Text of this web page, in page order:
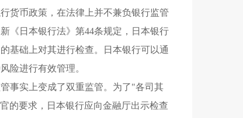
货币政策，在法律上并不兼负银行监管
《日本银行法》第44条规定，日本银行
基础上对其进行检查。日本银行可以通
险进行有效管理。
事实上变成了双重监管。为了"各司其
的要求，日本银行应向金融厅出示检查